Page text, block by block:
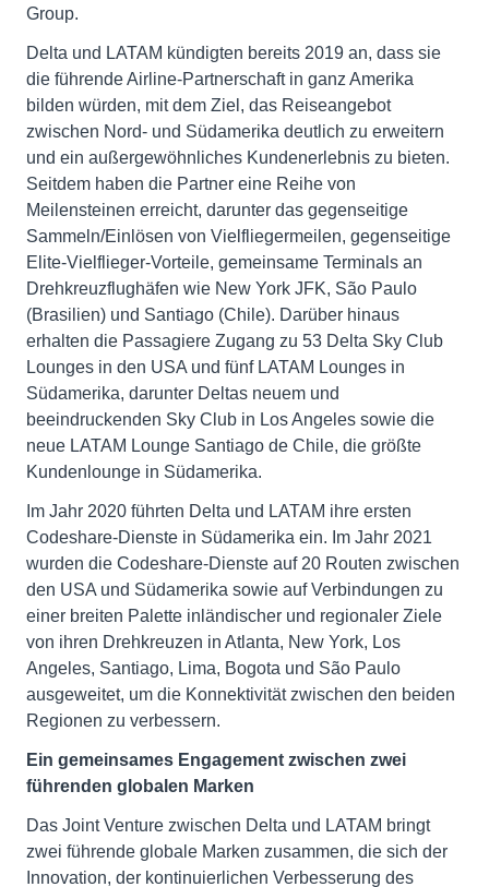
Group.
Delta und LATAM kündigten bereits 2019 an, dass sie
die führende Airline-Partnerschaft in ganz Amerika
bilden würden, mit dem Ziel, das Reiseangebot
zwischen Nord- und Südamerika deutlich zu erweitern
und ein außergewöhnliches Kundenerlebnis zu bieten.
Seitdem haben die Partner eine Reihe von
Meilensteinen erreicht, darunter das gegenseitige
Sammeln/Einlösen von Vielfliegermeilen, gegenseitige
Elite-Vielflieger-Vorteile, gemeinsame Terminals an
Drehkreuzflughäfen wie New York JFK, São Paulo
(Brasilien) und Santiago (Chile). Darüber hinaus
erhalten die Passagiere Zugang zu 53 Delta Sky Club
Lounges in den USA und fünf LATAM Lounges in
Südamerika, darunter Deltas neuem und
beeindruckenden Sky Club in Los Angeles sowie die
neue LATAM Lounge Santiago de Chile, die größte
Kundenlounge in Südamerika.
Im Jahr 2020 führten Delta und LATAM ihre ersten
Codeshare-Dienste in Südamerika ein. Im Jahr 2021
wurden die Codeshare-Dienste auf 20 Routen zwischen
den USA und Südamerika sowie auf Verbindungen zu
einer breiten Palette inländischer und regionaler Ziele
von ihren Drehkreuzen in Atlanta, New York, Los
Angeles, Santiago, Lima, Bogota und São Paulo
ausgeweitet, um die Konnektivität zwischen den beiden
Regionen zu verbessern.
Ein gemeinsames Engagement zwischen zwei
führenden globalen Marken
Das Joint Venture zwischen Delta und LATAM bringt
zwei führende globale Marken zusammen, die sich der
Innovation, der kontinuierlichen Verbesserung des